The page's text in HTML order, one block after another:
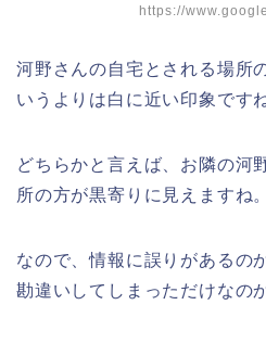
https://
河野さんの自宅とされる場所
いうよりは白に近い印象です
どちらかと言えば、お隣の河
所の方が黒寄りに見えますね。
なので、情報に誤りがあるの
勘違いしてしまっただけなの